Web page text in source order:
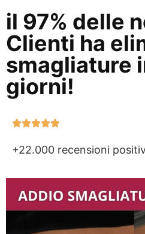
il 97% delle
Clienti ha
smagliature
giorni!
+22.000 recensioni